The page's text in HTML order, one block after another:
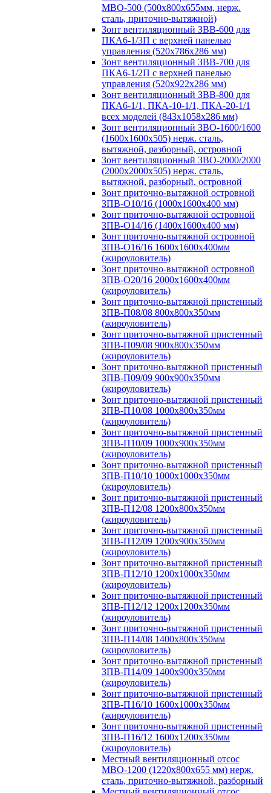
МВО-500 (500х800х655мм, нерж.
сталь, приточно-вытяжной)
Зонт вентиляционный ЗВВ-600 для
ПКА6-1/3П с верхней панелью
управления (520х786х286 мм)
Зонт вентиляционный ЗВВ-700 для
ПКА6-1/2П с верхней панелью
управления (520х922х286 мм)
Зонт вентиляционный ЗВВ-800 для
ПКА6-1/1, ПКА-10-1/1, ПКА-20-1/1
всех моделей (843х1058х286 мм)
Зонт вентиляционный ЗВО-1600/1600
(1600х1600х505) нерж. сталь,
вытяжной, разборный, островной
Зонт вентиляционный ЗВО-2000/2000
(2000х2000х505) нерж. сталь,
вытяжной, разборный, островной
Зонт приточно-вытяжной островной
ЗПВ-О10/16 (1000х1600х400 мм)
Зонт приточно-вытяжной островной
ЗПВ-О14/16 (1400х1600х400 мм)
Зонт приточно-вытяжной островной
ЗПВ-О16/16 1600х1600х400мм
(жироуловитель)
Зонт приточно-вытяжной островной
ЗПВ-О20/16 2000х1600х400мм
(жироуловитель)
Зонт приточно-вытяжной пристенный
ЗПВ-П08/08 800х800х350мм
(жироуловитель)
Зонт приточно-вытяжной пристенный
ЗПВ-П09/08 900х800х350мм
(жироуловитель)
Зонт приточно-вытяжной пристенный
ЗПВ-П09/09 900х900х350мм
(жироуловитель)
Зонт приточно-вытяжной пристенный
ЗПВ-П10/08 1000х800х350мм
(жироуловитель)
Зонт приточно-вытяжной пристенный
ЗПВ-П10/09 1000х900х350мм
(жироуловитель)
Зонт приточно-вытяжной пристенный
ЗПВ-П10/10 1000х1000х350мм
(жироуловитель)
Зонт приточно-вытяжной пристенный
ЗПВ-П12/08 1200х800х350мм
(жироуловитель)
Зонт приточно-вытяжной пристенный
ЗПВ-П12/09 1200х900х350мм
(жироуловитель)
Зонт приточно-вытяжной пристенный
ЗПВ-П12/10 1200х1000х350мм
(жироуловитель)
Зонт приточно-вытяжной пристенный
ЗПВ-П12/12 1200х1200х350мм
(жироуловитель)
Зонт приточно-вытяжной пристенный
ЗПВ-П14/08 1400х800х350мм
(жироуловитель)
Зонт приточно-вытяжной пристенный
ЗПВ-П14/09 1400х900х350мм
(жироуловитель)
Зонт приточно-вытяжной пристенный
ЗПВ-П16/10 1600х1000х350мм
(жироуловитель)
Зонт приточно-вытяжной пристенный
ЗПВ-П16/12 1600х1200х350мм
(жироуловитель)
Местный вентиляционный отсос
МВО-1200 (1220х800х655 мм) нерж.
сталь, приточно-вытяжной, разборный